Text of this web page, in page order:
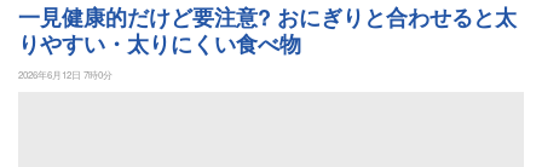
一見健康的だけど要注意? おにぎりと合わせると太
りやすい・太りにくい食べ物
2026年6月12日 7時0分